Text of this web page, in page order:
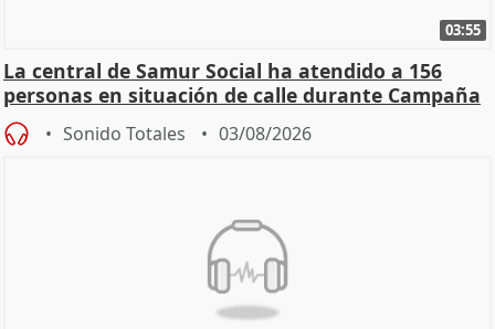
03:55
La central de Samur Social ha atendido a 156
personas en situación de calle durante Campaña
de Calor
Sonido Totales 03/08/2026